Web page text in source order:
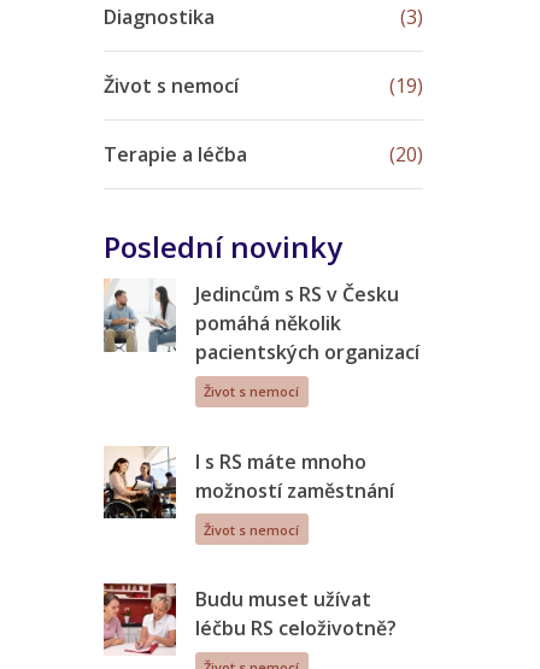
Diagnostika (3)
Život s nemocí (19)
Terapie a léčba (20)
Poslední novinky
Jedincům s RS v Česku
pomáhá několik
pacientských organizací
Život s nemocí
I s RS máte mnoho
možností zaměstnání
Život s nemocí
Budu muset užívat
léčbu RS celoživotně?